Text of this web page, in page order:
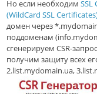
Но если необходим
(WildCard SSL
домен через
поддоменам
сгенерируем CSR-
получим защиту всех
2.list.mydomain.ua,